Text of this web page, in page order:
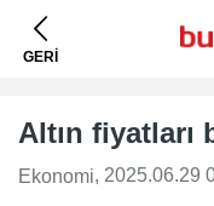
GERİ
Altın fiyatları
Ekonomi, 2025.06.29